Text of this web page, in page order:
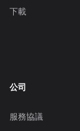
下載
公司
服務協議